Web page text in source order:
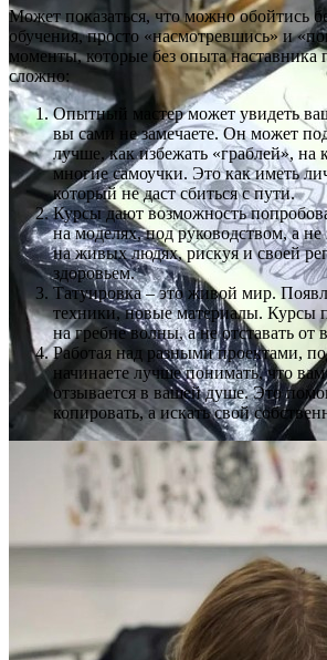
Может показаться, что можно обойтись
обучения, просто «насмотревшись» и
моменты, которые без опыта наставника
сложно:
Опытный мастер может увидеть
вы сами не замечаете. Он может
лучше, как избежать «граблей», на
многие самоучки. Это как иметь
который не даст сбиться с пути.
Курсы дают возможность
на моделях, под руководством, а
на живых людях, рискуя и своей
здоровьем.
Татуировка – это живой мир.
техники, новые материалы. Курсы
на гребне волны, а не отставать от
Работая над разными проектами,
начинаете лучше понимать, что
отзывается в вашей душе. Это
копировать, а искать свой